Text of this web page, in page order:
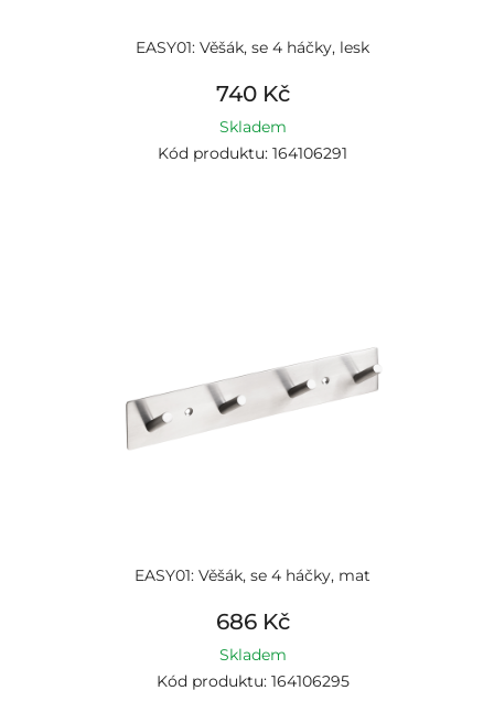
EASY01: Věšák, se 4 háčky, lesk
740 Kč
Skladem
Kód produktu: 164106291
EASY01: Věšák, se 4 háčky, mat
686 Kč
Skladem
Kód produktu: 164106295